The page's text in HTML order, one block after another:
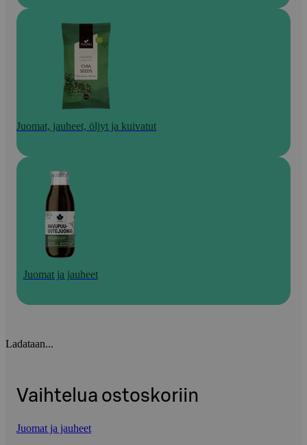
Juomat, jauheet, öljyt ja kuivatut
Juomat ja jauheet
Ladataan...
Vaihtelua ostoskoriin
Juomat ja jauheet